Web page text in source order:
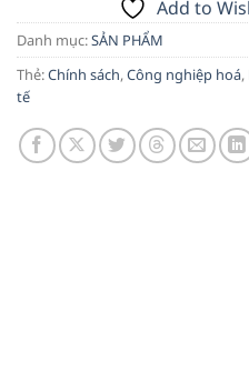
Add to
Danh mục:SẢN PHẨM
Thẻ:Chính sách,Công nghiệp hoá,
tế